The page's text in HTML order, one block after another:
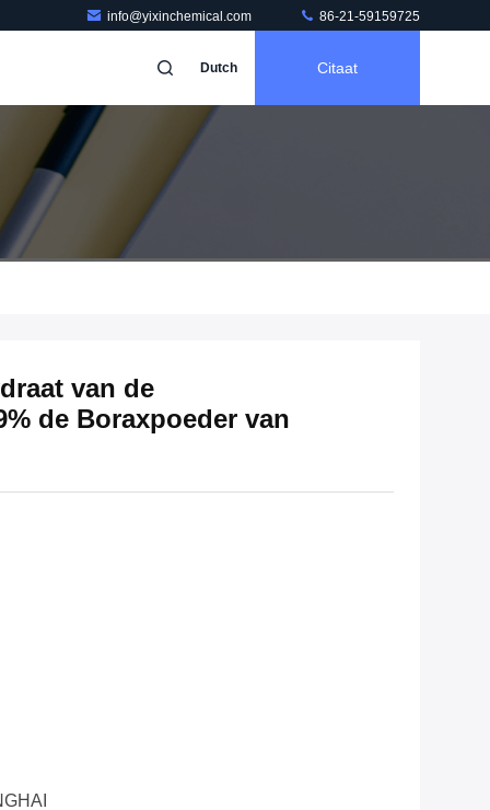
info@yixinchemical.com 86-21-59159725
Dutch Citaat
van de
de Boraxpoeder van